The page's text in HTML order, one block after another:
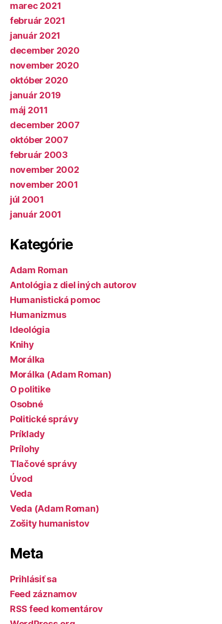
marec 2021
február 2021
január 2021
december 2020
november 2020
október 2020
január 2019
máj 2011
december 2007
október 2007
február 2003
november 2002
november 2001
júl 2001
január 2001
Kategórie
Adam Roman
Antológia z diel iných autorov
Humanistická pomoc
Humanizmus
Ideológia
Knihy
Morálka
Morálka (Adam Roman)
O politike
Osobné
Politické správy
Príklady
Prílohy
Tlačové správy
Úvod
Veda
Veda (Adam Roman)
Zošity humanistov
Meta
Prihlásiť sa
Feed záznamov
RSS feed komentárov